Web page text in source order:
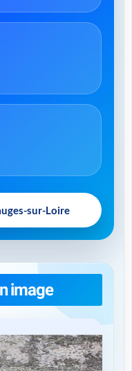
sur-Loire
image